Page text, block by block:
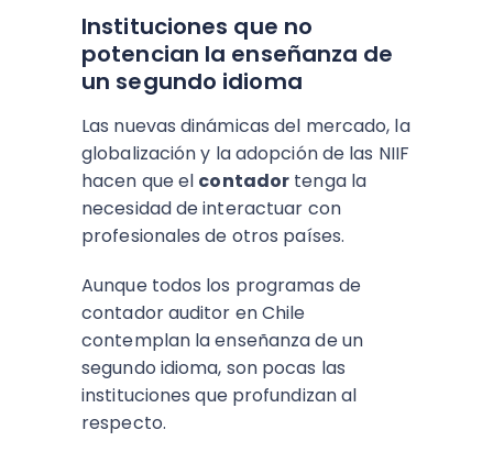
Instituciones que no
potencian la enseñanza de
un segundo idioma
Las nuevas dinámicas del mercado, la
globalización y la adopción de las NIIF
hacen que el contador tenga la
necesidad de interactuar con
profesionales de otros países.
Aunque todos los programas de
contador auditor en Chile
contemplan la enseñanza de un
segundo idioma, son pocas las
instituciones que profundizan al
respecto.